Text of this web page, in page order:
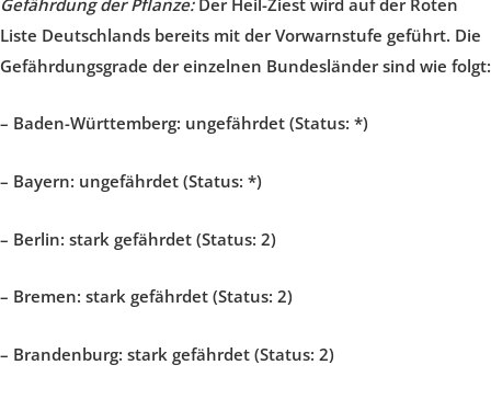
Liste Deutschlands bereits mit der Vorwarnstufe geführt. Die
Gefährdungsgrade der einzelnen Bundesländer sind wie folgt:
– Baden-Württemberg: ungefährdet (Status: *)
– Bayern: ungefährdet (Status: *)
– Berlin: stark gefährdet (Status: 2)
– Bremen: stark gefährdet (Status: 2)
– Brandenburg: stark gefährdet (Status: 2)